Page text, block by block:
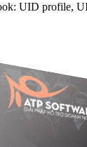
UID profile,